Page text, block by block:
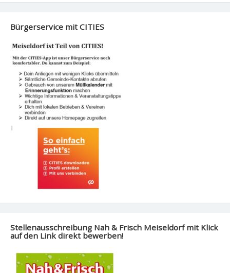
Bürgerservice mit CITIES
Stellenausschreibung Nah & Frisch Meiseldorf mit Klick
auf den Link direkt bewerben!